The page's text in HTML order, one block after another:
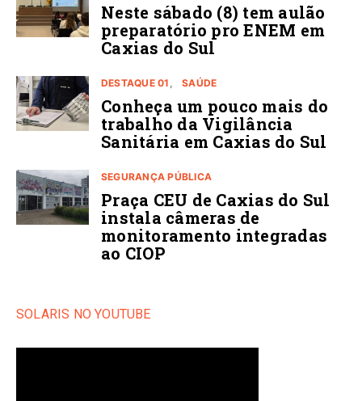
Neste sábado (8) tem aulão
preparatório pro ENEM em
Caxias do Sul
DESTAQUE 01 SAÚDE
Conheça um pouco mais do
trabalho da Vigilância
Sanitária em Caxias do Sul
SEGURANÇA PÚBLICA
Praça CEU de Caxias do Sul
instala câmeras de
monitoramento integradas
ao CIOP
SOLARIS NO YOUTUBE